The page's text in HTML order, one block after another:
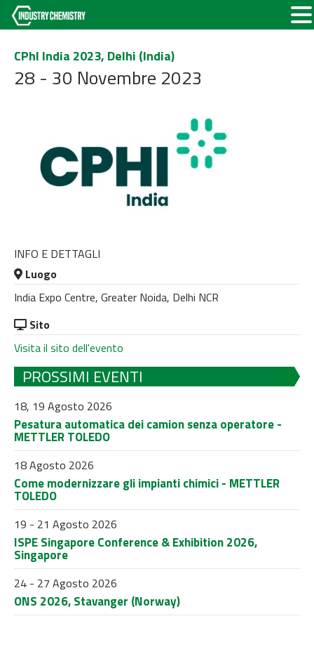
CPhI India 2023, Delhi (India)
28 - 30 Novembre 2023
INFO E DETTAGLI
Luogo
India Expo Centre, Greater Noida, Delhi NCR
Sito
Visita il sito dell'evento
PROSSIMI EVENTI
18, 19 Agosto 2026
Pesatura automatica dei camion senza operatore -
METTLER TOLEDO
18 Agosto 2026
Come modernizzare gli impianti chimici - METTLER
TOLEDO
19 - 21 Agosto 2026
ISPE Singapore Conference & Exhibition 2026,
Singapore
24 - 27 Agosto 2026
ONS 2026, Stavanger (Norway)